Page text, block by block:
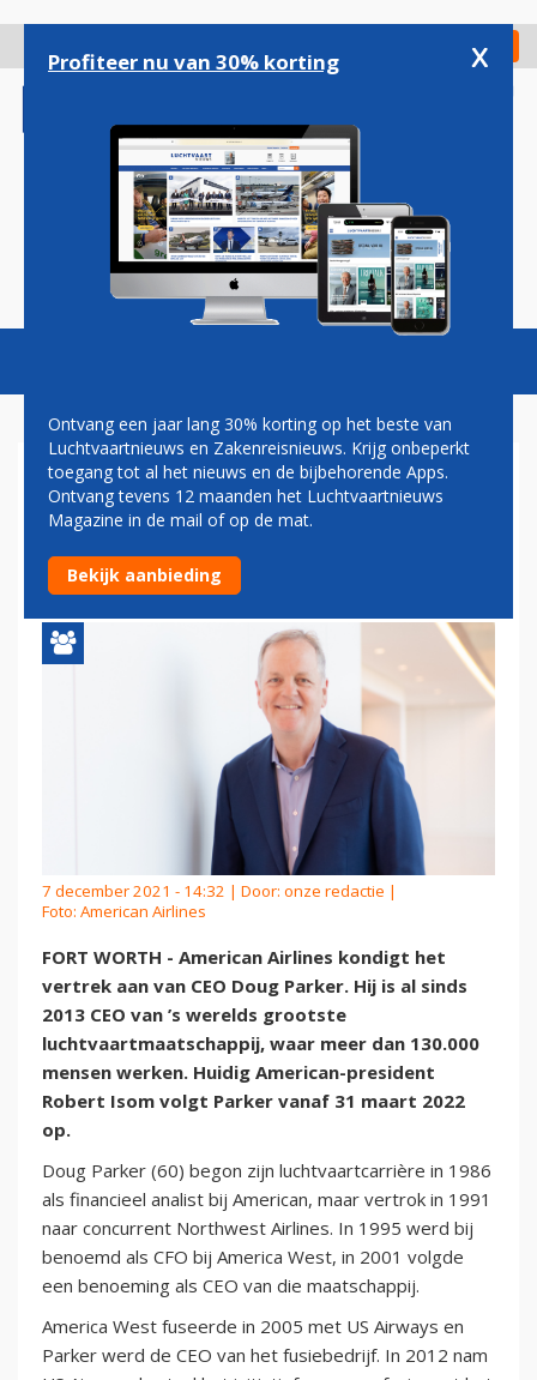
gaan
Check in
Magazine Podcasts Vacatures
AMERICAN AIRLINES
KONDIGT VERTREKT VAN CEO
DOUG PARKER AAN
7 december 2021 - 14:32 | Door: onze redactie |
Foto: American Airlines
FORT WORTH - American Airlines kondigt het
vertrek aan van CEO Doug Parker. Hij is al sinds
2013 CEO van ’s werelds grootste
luchtvaartmaatschappij, waar meer dan 130.000
mensen werken. Huidig American-president
Robert Isom volgt Parker vanaf 31 maart 2022
op.
Doug Parker (60) begon zijn luchtvaartcarrière in 1986
als financieel analist bij American, maar vertrok in 1991
naar concurrent Northwest Airlines. In 1995 werd bij
benoemd als CFO bij America West, in 2001 volgde
een benoeming als CEO van die maatschappij.
America West fuseerde in 2005 met US Airways en
Parker werd de CEO van het fusiebedrijf. In 2012 nam
Profiteer nu van 30% korting x
Ontvang een jaar lang 30% korting op het beste van
Luchtvaartnieuws en Zakenreisnieuws. Krijg onbeperkt
toegang tot al het nieuws en de bijbehorende Apps.
Ontvang tevens 12 maanden het Luchtvaartnieuws
Magazine in de mail of op de mat.
Bekijk aanbieding